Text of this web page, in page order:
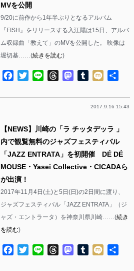
MVを公開
9/20に前作から1年半ぶりとなるアルバム
『FISH』をリリースする入江陽は15日、アルバ
ム収録曲「教えて」のMVを公開した。 映像は
堀切基……(続きを読む)
Facebook
TwitterLine ThreadsMastodon
Tumblr
Mixi
2017.9.16 15:43
【NEWS】川崎の「ラ チッタデッラ 」
内で観覧無料のジャズフェスティバル
「JAZZ ENTRATA」を初開催 DÉ DÉ
MOUSE・Yasei Collective・CICADAら
が出演！
2017年11月4日(土)と5日(日)の2日間に渡り、
ジャズフェスティバル「JAZZ ENTRATA」（ジ
ャズ・エントラータ）を神奈川県川崎……(続き
を読む)
Facebook
TwitterLine ThreadsMastodon
Tumblr
Mixi